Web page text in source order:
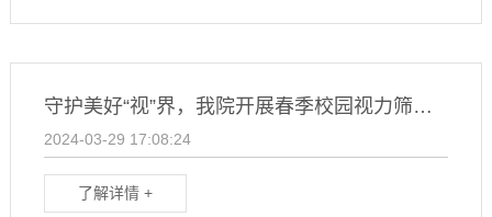
守护美好“视”界，我院开展春季校园视力筛查活动（内附查询流程）
2024-03-29 17:08:24
了解详情 +